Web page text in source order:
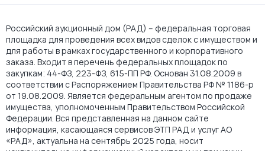
Российский аукционный дом (РАД) – федеральная торговая
площадка для проведения всех видов сделок с имуществом и
для работы в рамках государственного и корпоративного
заказа. Входит в перечень федеральных площадок по
закупкам: 44-ФЗ, 223-ФЗ, 615-ПП РФ. Основан 31.08.2009 в
соответствии с Распоряжением Правительства РФ № 1186-р
от 19.08.2009. Является федеральным агентом по продаже
имущества, уполномоченным Правительством Российской
Федерации. Вся представленная на данном сайте
информация, касающаяся сервисов ЭТП РАД и услуг АО
«РАД», актуальна на сентябрь 2025 года, носит